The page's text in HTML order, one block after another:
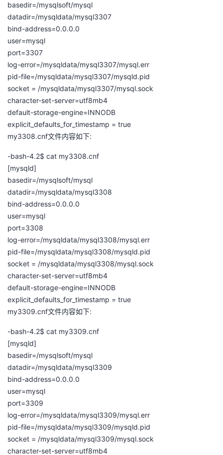
basedir=/mysqlsoft/mysql
datadir=/mysqldata/mysql3307
bind-address=0.0.0.0
user=mysql
port=3307
log-error=/mysqldata/mysql3307/mysql.err
pid-file=/mysqldata/mysql3307/mysqld.pid
socket = /mysqldata/mysql3307/mysql.sock
character-set-server=utf8mb4
default-storage-engine=INNODB
explicit_defaults_for_timestamp = true
my3308.cnf文件内容如下:
-bash-4.2$ cat my3308.cnf
[mysqld]
basedir=/mysqlsoft/mysql
datadir=/mysqldata/mysql3308
bind-address=0.0.0.0
user=mysql
port=3308
log-error=/mysqldata/mysql3308/mysql.err
pid-file=/mysqldata/mysql3308/mysqld.pid
socket = /mysqldata/mysql3308/mysql.sock
character-set-server=utf8mb4
default-storage-engine=INNODB
explicit_defaults_for_timestamp = true
my3309.cnf文件内容如下:
-bash-4.2$ cat my3309.cnf
[mysqld]
basedir=/mysqlsoft/mysql
datadir=/mysqldata/mysql3309
bind-address=0.0.0.0
user=mysql
port=3309
log-error=/mysqldata/mysql3309/mysql.err
pid-file=/mysqldata/mysql3309/mysqld.pid
socket = /mysqldata/mysql3309/mysql.sock
character-set-server=utf8mb4